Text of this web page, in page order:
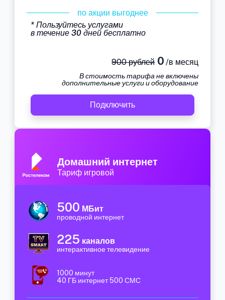
по акции выгоднее
* Пользуйтесь услугами
в течение 30 дней бесплатно
900 рублей0 /в месяц
В стоимость тарифа не включены
дополнительные услуги и оборудование
Подключить
Домашний интернет
Тариф игровой
500 МБит
проводной интернет
225 каналов
интерактивное телевидение
1000 минут
40 ГБ интернет 500 СМС